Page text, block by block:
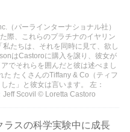
（パーラインターナショナル社）
際、これらのプラチナのイヤリン
たちは、それを同時に見て、欲し
はCastoroに購入を譲り、彼女が
でそれらを囲んだと彼は述べまし
た たくさんのTiffany & Co（ティフ
た」と彼女は言います。 左：
Jeff Scovil © Loretta Castoro
ラスの科学実験中に成長